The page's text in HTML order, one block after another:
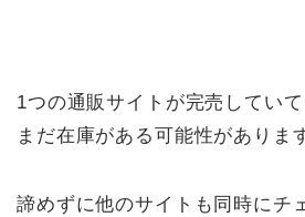
1つの通販サイトが完売してい
まだ在庫がある可能性がありま
諦めずに他のサイトも同時にチ